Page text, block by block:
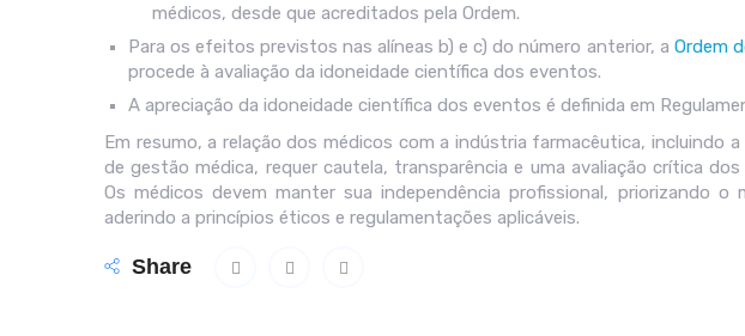
médicos, desde que acreditados pela Ordem.
Para os efeitos previstos nas alíneas b) e c) do número anterior, a Ordem
procede à avaliação da idoneidade científica dos eventos.
A apreciação da idoneidade científica dos eventos é definida em
Em resumo, a relação dos médicos com a indústria farmacêutica, incluindo
de gestão médica, requer cautela, transparência e uma avaliação crítica
Os médicos devem manter sua independência profissional, priorizando o
aderindo a princípios éticos e regulamentações aplicáveis.
Share